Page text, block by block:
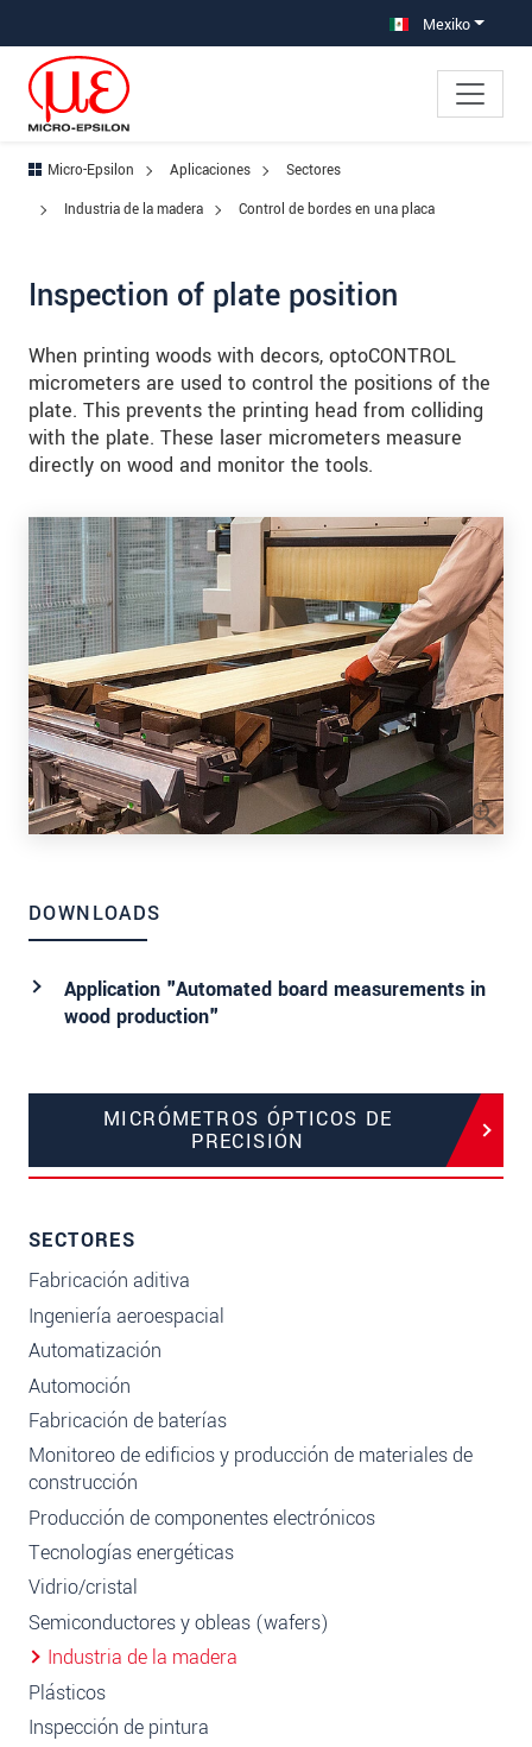
Saltar directamente a la navegación principal Mexiko
Micro-Epsilon Aplicaciones
Sectores
Industria de la madera
Control de bordes en una placa
Inspection of plate position
When printing woods with decors, optoCONTROL
micrometers are used to control the positions of the
plate. This prevents the printing head from colliding
with the plate. These laser micrometers measure
directly on wood and monitor the tools.
DOWNLOADS
Application "Automated board measurements in
wood production"
MICRÓMETROS ÓPTICOS DE
PRECISIÓN
SECTORES
Fabricación aditiva
Ingeniería aeroespacial
Automatización
Automoción
Fabricación de baterías
Monitoreo de edificios y producción de materiales de
construcción
Producción de componentes electrónicos
Tecnologías energéticas
Vidrio/cristal
Semiconductores y obleas (wafers)
Industria de la madera
Plásticos
Inspección de pintura